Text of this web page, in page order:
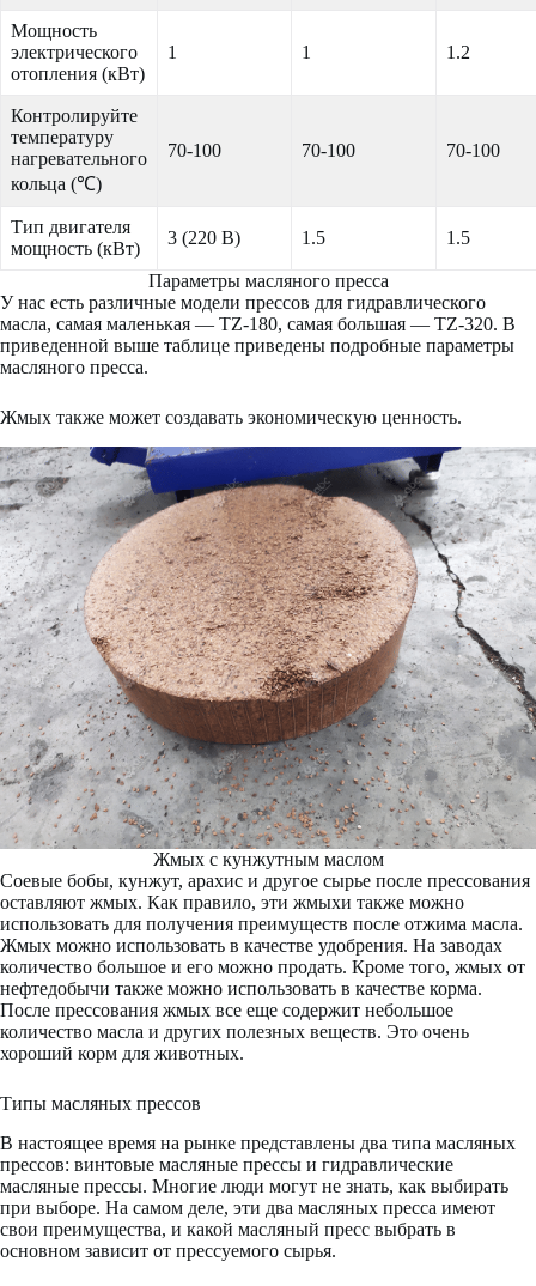
Мощность
электрического
отопления (кВт)
1 1 1.2
Контролируйте
температуру
нагревательного
кольца (℃)
70-100 70-100 70-100
Тип двигателя
мощность (кВт)
3 (220 В) 1.5 1.5
Параметры масляного пресса
У нас есть различные модели прессов для гидравлического
масла, самая маленькая — TZ-180, самая большая — TZ-320. В
приведенной выше таблице приведены подробные параметры
масляного пресса.
Жмых также может создавать экономическую ценность.
Жмых с кунжутным маслом
Соевые бобы, кунжут, арахис и другое сырье после прессования
оставляют жмых. Как правило, эти жмыхи также можно
использовать для получения преимуществ после отжима масла.
Жмых можно использовать в качестве удобрения. На заводах
количество большое и его можно продать. Кроме того, жмых от
нефтедобычи также можно использовать в качестве корма.
После прессования жмых все еще содержит небольшое
количество масла и других полезных веществ. Это очень
хороший корм для животных.
Типы масляных прессов
В настоящее время на рынке представлены два типа масляных
прессов: винтовые масляные прессы и гидравлические
масляные прессы. Многие люди могут не знать, как выбирать
при выборе. На самом деле, эти два масляных пресса имеют
свои преимущества, и какой масляный пресс выбрать в
основном зависит от прессуемого сырья.